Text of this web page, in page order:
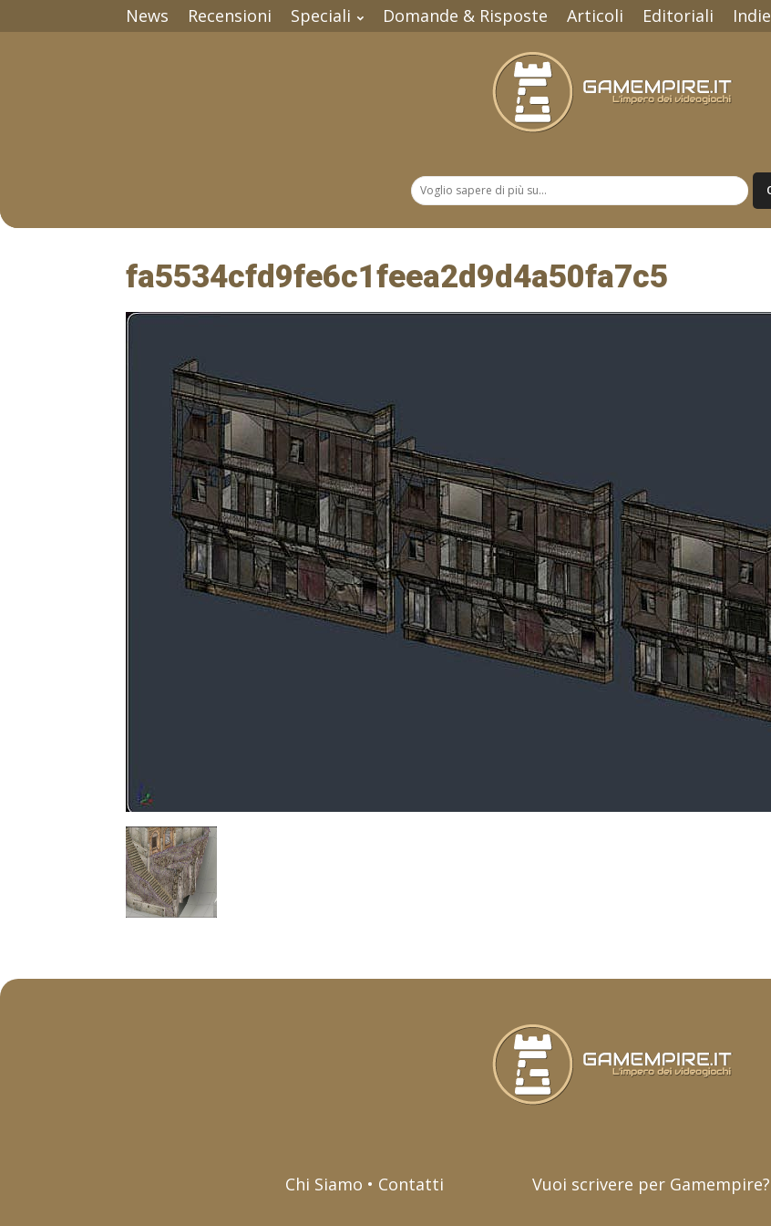
News Recensioni Speciali Domande & Risposte Articoli Editoriali Indie
fa5534cfd9fe6c1feea2d9d4a50fa7c5
Chi Siamo • Contatti Vuoi scrivere per Gamempire?